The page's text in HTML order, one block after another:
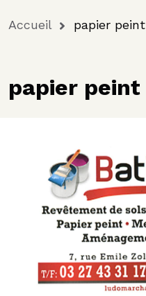
Fil d'Ariane
Accueil papier peint
papier peint